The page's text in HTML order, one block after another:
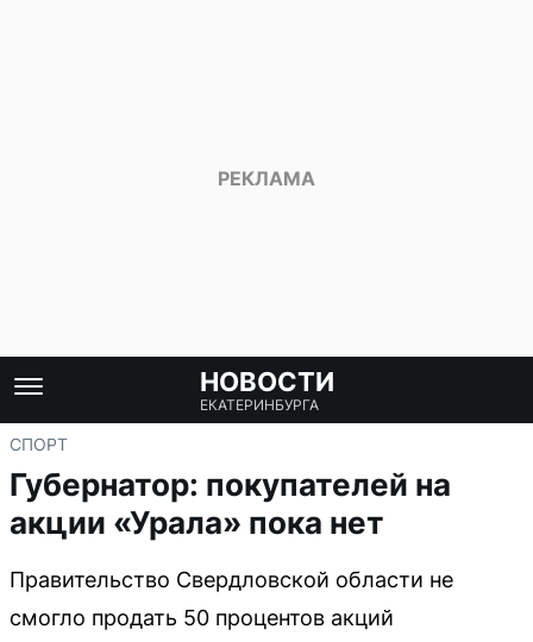
НОВОСТИ
ЕКАТЕРИНБУРГА
СПОРТ
Губернатор: покупателей на
акции «Урала» пока нет
Правительство Свердловской области не
смогло продать 50 процентов акций